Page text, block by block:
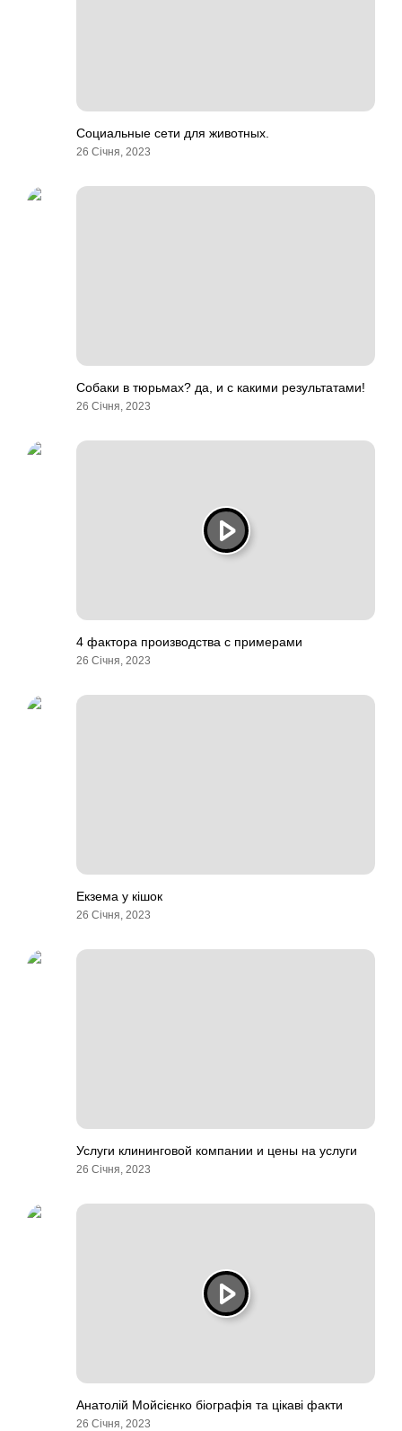
Социальные сети для животных.
26 Січня, 2023
Собаки в тюрьмах? да, и с какими результатами!
26 Січня, 2023
4 фактора производства с примерами
26 Січня, 2023
Екзема у кішок
26 Січня, 2023
Услуги клининговой компании и цены на услуги
26 Січня, 2023
Анатолій Мойсієнко біографія та цікаві факти
26 Січня, 2023